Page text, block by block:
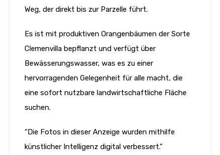
Weg, der direkt bis zur Parzelle führt.
Es ist mit produktiven Orangenbäumen der Sorte
Clemenvilla bepflanzt und verfügt über
Bewässerungswasser, was es zu einer
hervorragenden Gelegenheit für alle macht, die
eine sofort nutzbare landwirtschaftliche Fläche
suchen.
“Die Fotos in dieser Anzeige wurden mithilfe
künstlicher Intelligenz digital verbessert.”